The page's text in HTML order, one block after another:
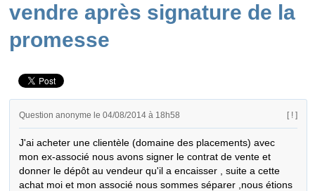
vendre après signature de la
promesse
Question anonyme le 04/08/2014 à 18h58 [ ! ]
J'ai acheter une clientèle (domaine des placements) avec
mon ex-associé nous avons signer le contrat de vente et
donner le dépôt au vendeur qu'il a encaisser , suite a cette
achat moi et mon associé nous sommes séparer ,nous étions